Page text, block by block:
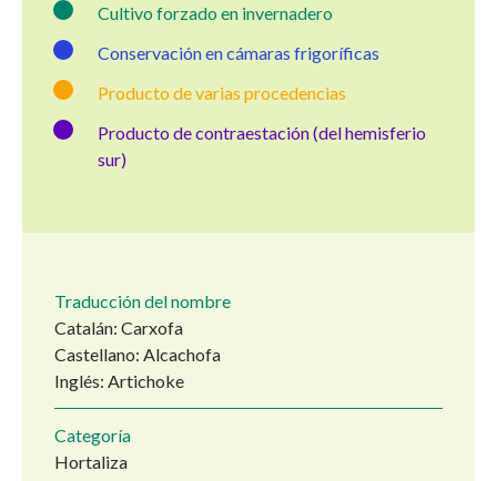
Cultivo forzado en invernadero
Conservación en cámaras frigoríficas
Producto de varias procedencias
Producto de contraestación (del hemisferio
sur)
Traducción del nombre
Catalán: Carxofa
Castellano: Alcachofa
Inglés: Artichoke
Categoría
Hortaliza